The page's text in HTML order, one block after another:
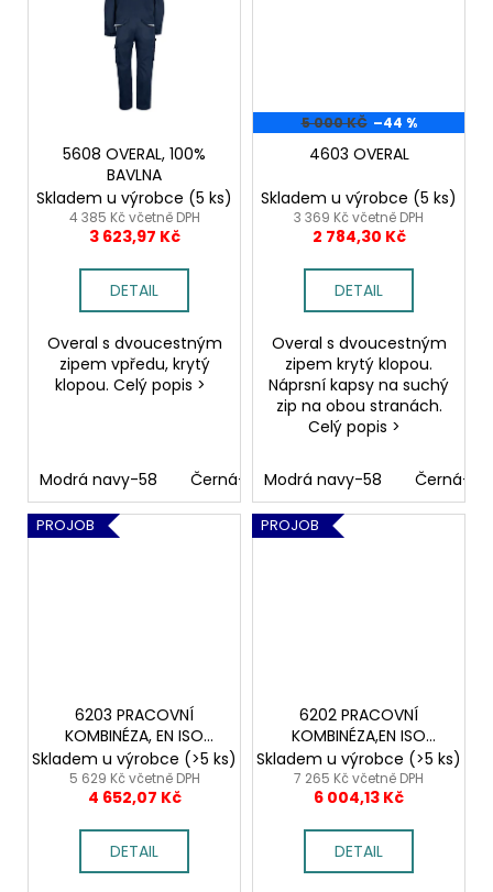
5608 OVERAL, 100%
BAVLNA
Skladem u výrobce (5 ks)
4 385 Kč včetně DPH
3 623,97 Kč
DETAIL
Overal s dvoucestným
zipem vpředu, krytý
klopou. Celý popis >
Modrá navy-58 Černá-99
5 000 KČ –44 %
4603 OVERAL
Skladem u výrobce (5 ks)
3 369 Kč včetně DPH
2 784,30 Kč
DETAIL
Overal s dvoucestným
zipem krytý klopou.
Náprsní kapsy na suchý
zip na obou stranách.
Celý popis >
Modrá navy-58 Černá-99
PROJOB
6203 PRACOVNÍ
KOMBINÉZA, EN ISO
20471
Skladem u výrobce (>5 ks)
5 629 Kč včetně DPH
4 652,07 Kč
DETAIL
PROJOB
6202 PRACOVNÍ
KOMBINÉZA,EN ISO
20471, EN 343
Skladem u výrobce (>5 ks)
7 265 Kč včetně DPH
6 004,13 Kč
DETAIL